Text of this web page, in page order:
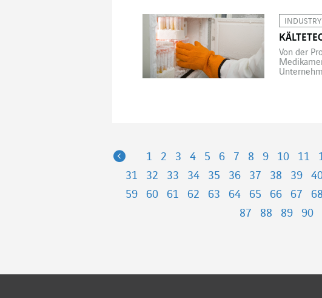
INDUSTRY
Von der
Previous
1 2 3 4 5 6 7 8 9 10 11
31
32 33 34 35 36 37 38 39
59
60 61 62 63 64 65 66 67 68
87
88 89 90